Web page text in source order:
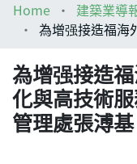
Help
Home
建築業導
為增强接造
化與高技術
管理處張溥